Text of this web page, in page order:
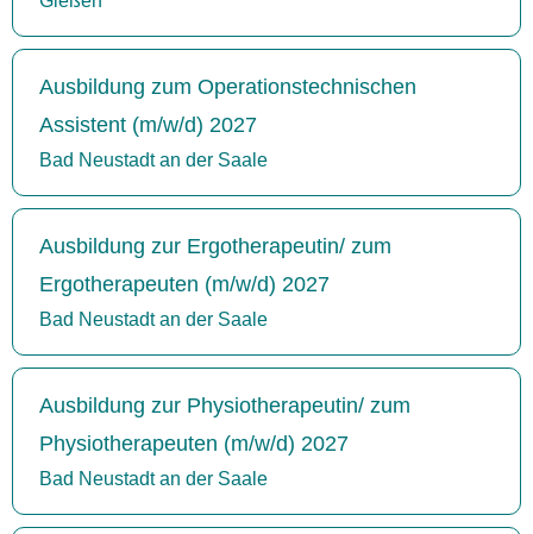
Ausbildung zum Operationstechnischen
Assistent (m/w/d) 2027
Bad Neustadt an der Saale
Ausbildung zur Ergotherapeutin/ zum
Ergotherapeuten (m/w/d) 2027
Bad Neustadt an der Saale
Ausbildung zur Physiotherapeutin/ zum
Physiotherapeuten (m/w/d) 2027
Bad Neustadt an der Saale